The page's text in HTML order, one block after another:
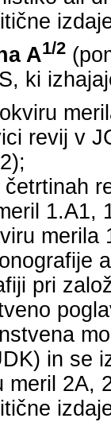
A1/2
ki
revij v
1.A1,
merila
pri
in se
meril 2A,